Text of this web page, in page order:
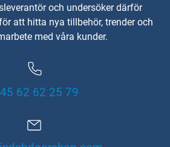
och undersöker därför
att hitta nya tillbehör, trender och
med våra kunder.
62 62 25 79